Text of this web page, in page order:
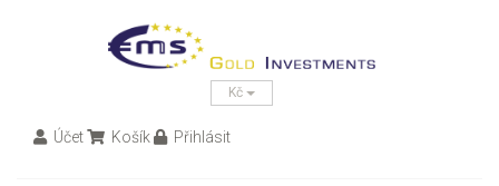
Kč
Účet Košík Přihlásit